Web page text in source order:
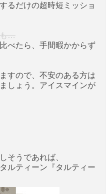
るだけの超時短ミッショ
も…
べたら、手間暇かからず
すので、不安のある方は
しょう。アイスマインが
そうであれば、
ルティーン『タルティー